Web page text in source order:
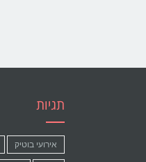
תגיות
אירועי בוטיק